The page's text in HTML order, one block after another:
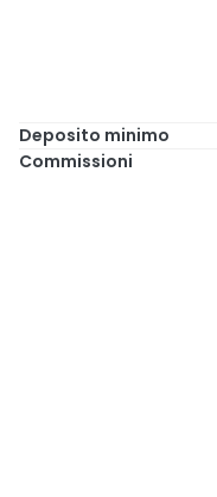
Deposito minimo
Commissioni